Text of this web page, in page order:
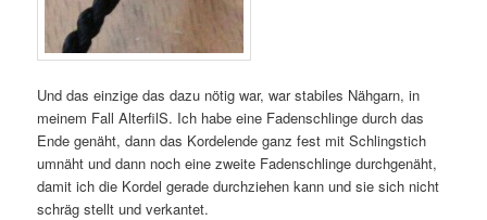
Und das einzige das dazu nötig war, war stabiles Nähgarn, in
meinem Fall AlterfilS. Ich habe eine Fadenschlinge durch das
Ende genäht, dann das Kordelende ganz fest mit Schlingstich
umnäht und dann noch eine zweite Fadenschlinge durchgenäht,
damit ich die Kordel gerade durchziehen kann und sie sich nicht
schräg stellt und verkantet.